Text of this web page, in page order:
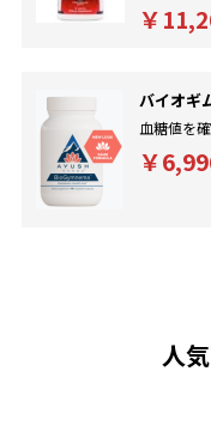
￥
バイオギ
血糖値を
￥
人